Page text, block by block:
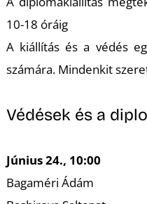
10-18 óráig
A kiállítás és a védés
számára. Mindenkit
Védések és a
Június 24., 10:00
Bagaméri Ádám